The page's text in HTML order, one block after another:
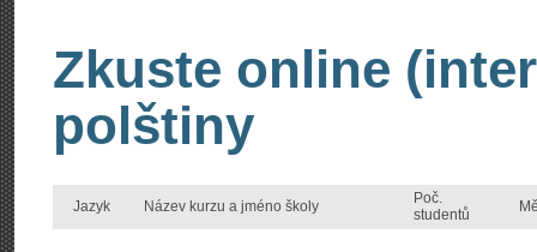
Zkuste online
polštiny
Jazyk Název kurzu a jméno školy
Poč.
studentů